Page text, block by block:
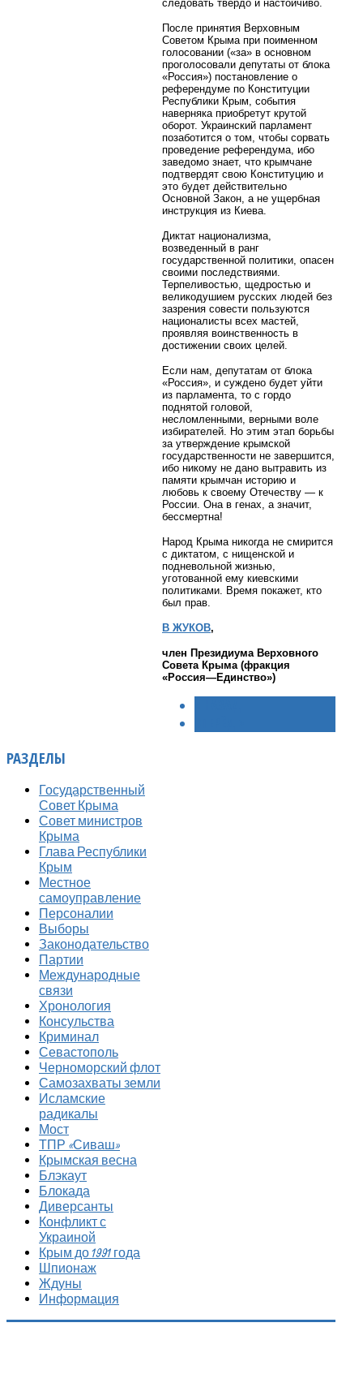
следовать твердо и настойчиво.
После принятия Верховным
Советом Крыма при поименном
голосовании («за» в основном
проголосовали депутаты от блока
«Россия») постановление о
референдуме по Конституции
Республики Крым, события
наверняка приобретут крутой
оборот. Украинский парламент
позаботится о том, чтобы сорвать
проведение референдума, ибо
заведомо знает, что крымчане
подтвердят свою Конституцию и
это будет действительно
Основной Закон, а не ущербная
инструкция из Киева.
Диктат национализма,
возведенный в ранг
государственной политики, опасен
своими последствиями.
Терпеливостью, щедростью и
великодушием русских людей без
зазрения совести пользуются
националисты всех мастей,
проявляя воинственность в
достижении своих целей.
Если нам, депутатам от блока
«Россия», и суждено будет уйти
из парламента, то с гордо
поднятой головой,
несломленными, верными воле
избирателей. Но этим этап борьбы
за утверждение крымской
государственности не завершится,
ибо никому не дано вытравить из
памяти крымчан историю и
любовь к своему Отечеству — к
России. Она в генах, а значит,
бессмертна!
Народ Крыма никогда не смирится
с диктатом, с нищенской и
подневольной жизнью,
уготованной ему киевскими
политиками. Время покажет, кто
был прав.
В ЖУКОВ,
член Президиума Верховного
Совета Крыма (фракция
«Россия—Единство»)
РАЗДЕЛЫ
Государственный
Совет Крыма
Совет министров
Крыма
Глава Республики
Крым
Местное
самоуправление
Персоналии
Выборы
Законодательство
Партии
Международные
связи
Хронология
Консульства
Криминал
Севастополь
Черноморский флот
Самозахваты земли
Исламские
радикалы
Мост
ТПР «Сиваш»
Крымская весна
Блэкаут
Блокада
Диверсанты
Конфликт с
Украиной
Крым до 1991 года
Шпионаж
Ждуны
Информация